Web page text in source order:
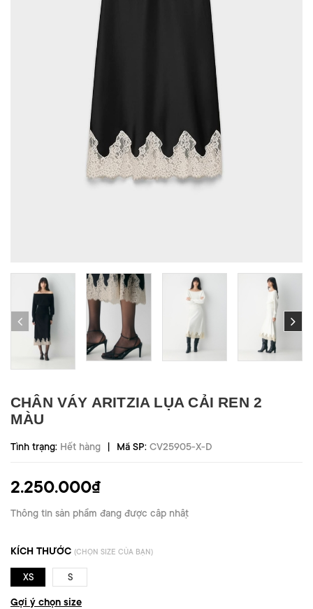
CHÂN VÁY ARITZIA LỤA CẢI REN 2
MÀU
Tình trạng: Hết hàng | Mã SP: CV25905-X-D
2.250.000₫
Thông tin sản phẩm đang được cập nhật
KÍCH THƯỚC (CHỌN SIZE CỦA BẠN)
XS S
Gợi ý chọn size